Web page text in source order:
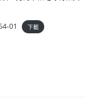
01 下載